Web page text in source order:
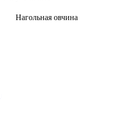
Нагольная овчина